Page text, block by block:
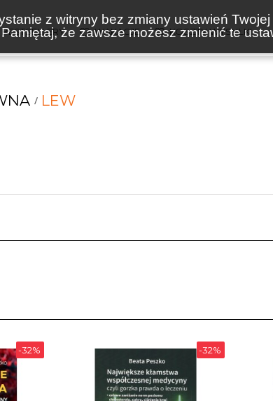
z witryny bez zmiany ustawień
że zawsze możesz zmienić te
BESTSELLERY WAKACJE KOSZTY WYSYŁKI
LEW
-32% -32%